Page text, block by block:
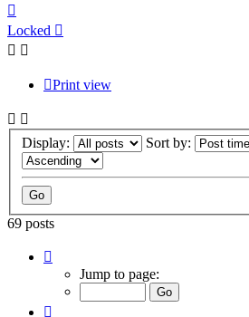
Locked
Print view
Display: Sort by:
69 posts
Jump to page: